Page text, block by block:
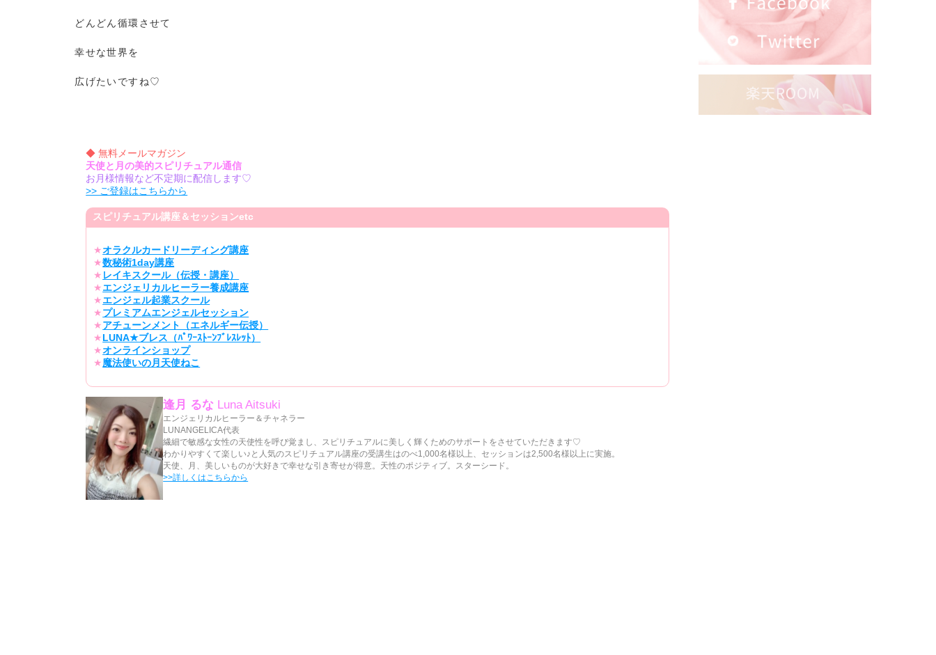
どんどん循環させて
幸せな世界を
広げたいですね♡
◆ 無料メールマガジン
天使と月の美的スピリチュアル通信
お月様情報など不定期に配信します♡
>> ご登録はこちらから
スピリチュアル講座＆セッションetc
★オラクルカードリーディング講座
★数秘術1day講座
★ レイキスクール（伝授・講座）
★エンジェリカルヒーラー養成講座
★エンジェル起業スクール
★プレミアムエンジェルセッション
★アチューンメント（エネルギー伝授）
★LUNA★ブレス（ﾊﾟﾜｰｽﾄｰﾝﾌﾞﾚｽﾚｯﾄ）
★オンラインショップ
★魔法使いの月天使ねこ
逢月 るな Luna Aitsuki
エンジェリカルヒーラー＆チャネラー
LUNANGELICA代表
繊細で敏感な女性の天使性を呼び覚まし、スピリチュアルに美しく輝くためのサポートをさせていただきます♡
わかりやすくて楽しい♪と人気のスピリチュアル講座の受講生はのべ1,000名様以上、セッションは2,500名様以上に実施。
天使、月、美しいものが大好きで幸せな引き寄せが得意。天性のポジティブ。スターシード。
>>詳しくはこちらから